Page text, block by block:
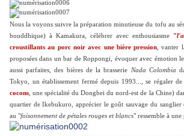
Nous la voyons suivre la préparation minutieuse du tofu au
bouddhique) à Kamakura, célébrer avec enthousiasme "
croustillants au porc noir avec une bière pression , vanter
proposées dans un bar de Roppongi, évoquer avec émotion
aussi parfaites, des bières de la brasserie
Nada Colombia
Tokyo, un établissement fermé depuis 1993..., se régaler de
cocons , une spécialité du Dongbei du nord-est de la Chine)
quartier de Ikebukuro, apprécier le goût sauvage du
au "foisonnement de pétales rouges et blancs" ressemble à une